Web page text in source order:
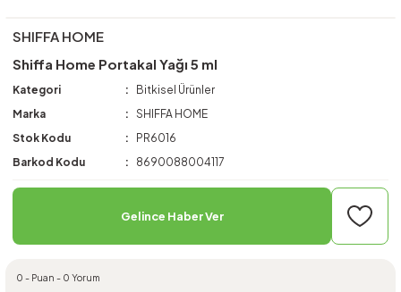
SHIFFA HOME
Shiffa Home Portakal Yağı 5 ml
Kategori
Bitkisel Ürünler
Marka
SHIFFA HOME
Stok Kodu
PR6016
Barkod Kodu
8690088004117
Gelince Haber Ver
0 - Puan - 0 Yorum